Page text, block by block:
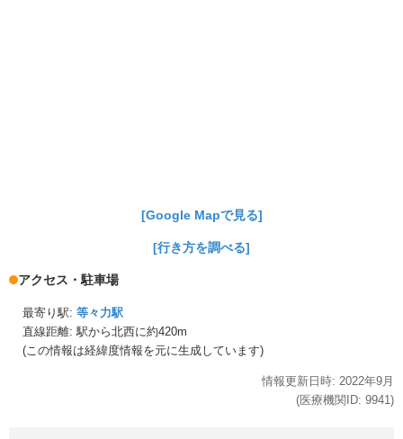
[Google Mapで見る]
[行き方を調べる]
アクセス・駐車場
最寄り駅: 等々力駅
直線距離: 駅から北西に約420m
(この情報は経緯度情報を元に生成しています)
情報更新日時: 2022年9月
(医療機関ID: 9941)